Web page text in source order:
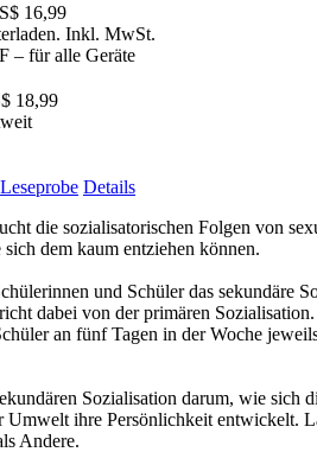
16,99
Inkl. MwSt.
– für alle Geräte
18,99
Leseprobe Details
die sozialisatorischen Folgen von
dem kaum entziehen können.
und Schüler das sekundäre
dabei von der primären
an fünf Tagen in der Woche
Sozialisation darum, wie sich
ihre Persönlichkeit entwickelt.
Andere.